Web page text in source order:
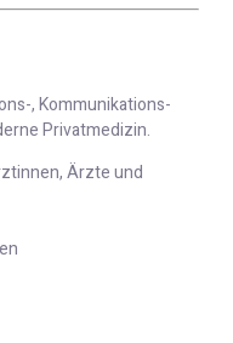
, Kommunikations-
Privatmedizin.
Ärzte und